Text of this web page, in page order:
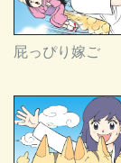
屁っぴり嫁ご